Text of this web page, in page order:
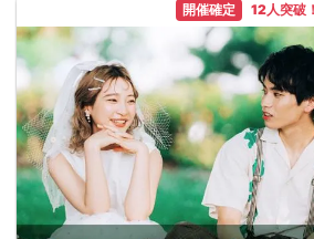
開催確定 12人突破！